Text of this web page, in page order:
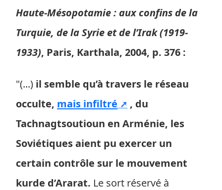
Haute-Mésopotamie : aux confins de la
Turquie, de la Syrie et de l’Irak (1919-
1933), Paris, Karthala, 2004, p. 376 :
"(...) il semble qu’à travers le réseau
occulte, mais infiltré
, du
Tachnagtsoutioun en Arménie, les
Soviétiques aient pu exercer un
certain contrôle sur le mouvement
kurde d’Ararat. Le sort réservé à